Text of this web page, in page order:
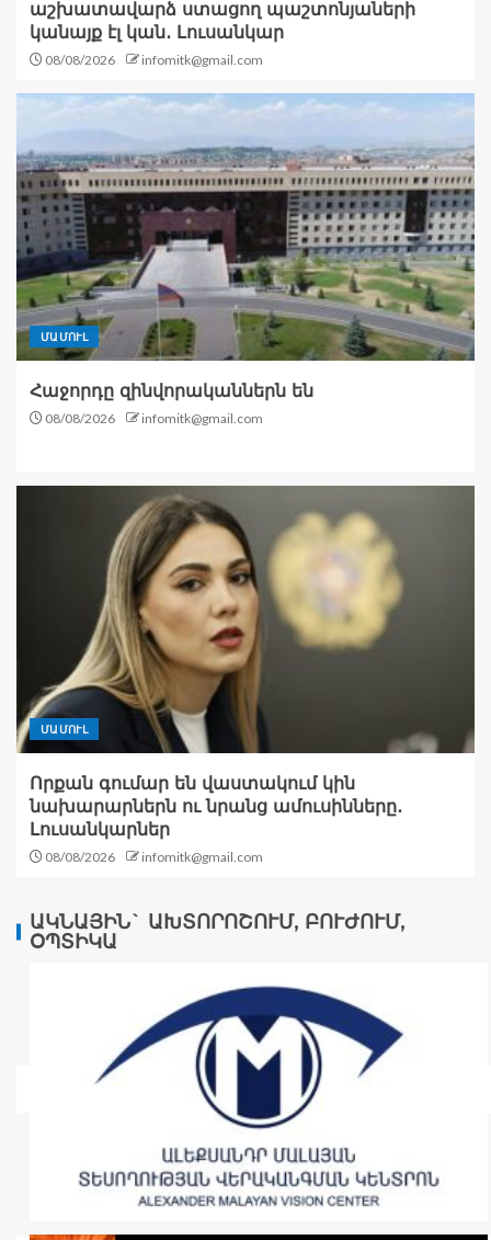
աշխատավարձ ստացող պաշտոնյաների
կանայք էլ կան․ Լուսանկար
08/08/2026 infomitk@gmail.com
ՄԱՄՈՒԼ
Հաջորդը զինվորականներն են
08/08/2026 infomitk@gmail.com
ՄԱՄՈՒԼ
Որքան գումար են վաստակում կին
նախարարներն ու նրանց ամուսինները․
Լուսանկարներ
08/08/2026 infomitk@gmail.com
ԱԿՆԱՅԻՆ` ԱԽՏՈՐՈՇՈՒՄ, ԲՈՒԺՈՒՄ,
ՕՊՏԻԿԱ